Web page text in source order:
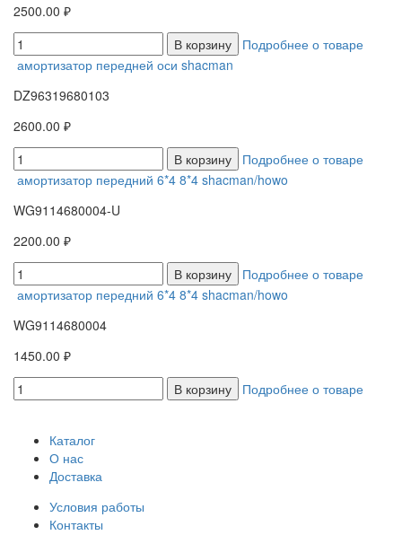
2500.00 ₽
В корзину
Подробнее о товаре
амортизатор передней оси shacman
DZ96319680103
2600.00 ₽
В корзину
Подробнее о товаре
амортизатор передний 6*4 8*4 shacman/howo
WG9114680004-U
2200.00 ₽
В корзину
Подробнее о товаре
амортизатор передний 6*4 8*4 shacman/howo
WG9114680004
1450.00 ₽
В корзину
Подробнее о товаре
Каталог
О нас
Доставка
Условия работы
Контакты